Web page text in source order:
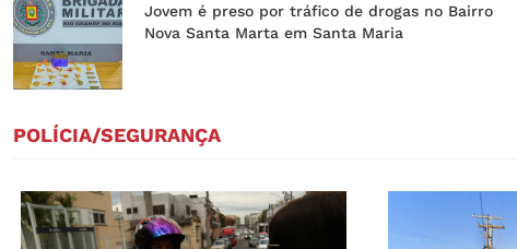
Jovem é preso por tráfico de drogas no Bairro
Nova Santa Marta em Santa Maria
POLÍCIA/SEGURANÇA